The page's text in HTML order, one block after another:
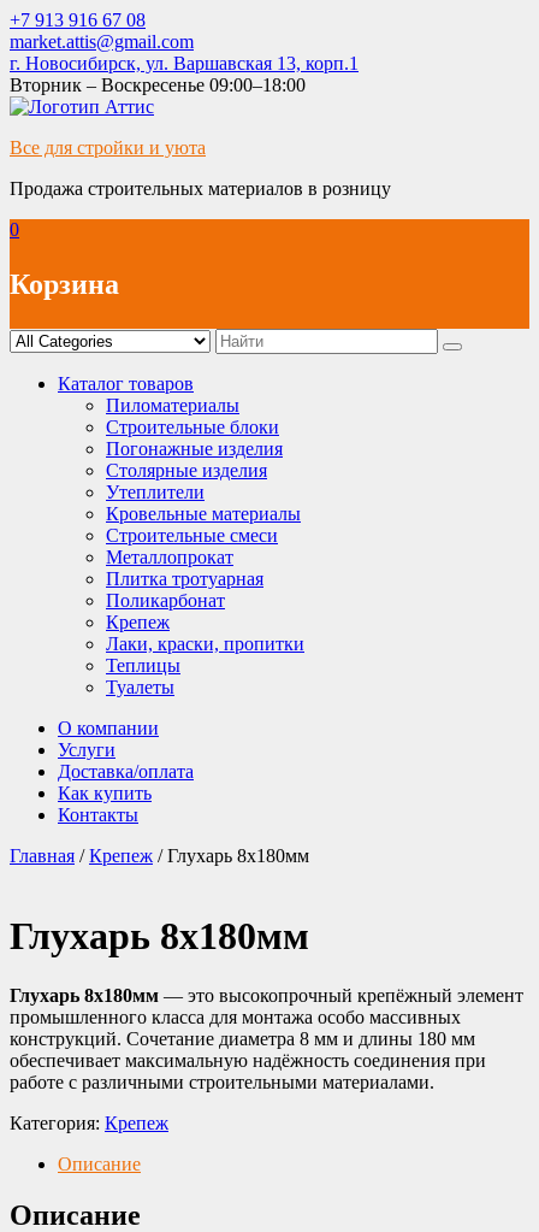
Skip
to
content
+7 913 916 67 08
market.attis@gmail.com
г. Новосибирск, ул. Варшавская 13, корп.1
Вторник – Воскресенье 09:00–18:00
Все для стройки и уюта
Продажа строительных материалов в розницу
0
Корзина
Каталог товаров
Пиломатериалы
Строительные блоки
Погонажные изделия
Столярные изделия
Утеплители
Кровельные материалы
Строительные смеси
Металлопрокат
Плитка тротуарная
Поликарбонат
Крепеж
Лаки, краски, пропитки
Теплицы
Туалеты
О компании
Услуги
Доставка/оплата
Как купить
Контакты
Главная /Крепеж / Глухарь 8х180мм
Глухарь 8х180мм
Глухарь 8х180мм — это высокопрочный крепёжный элемент
промышленного класса для монтажа особо массивных
конструкций. Сочетание диаметра 8 мм и длины 180 мм
обеспечивает максимальную надёжность соединения при
работе с различными строительными материалами.
Категория: Крепеж
Описание
Описание